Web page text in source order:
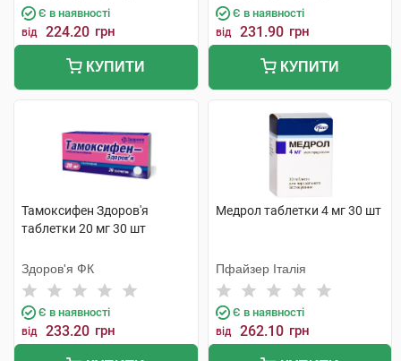
Є в наявності
від 224.20 грн
КУПИТИ
Є в наявності
від 231.90 грн
КУПИТИ
Тамоксифен Здоров'я
таблетки 20 мг 30 шт
Здоров'я ФК
Є в наявності
від 233.20 грн
Медрол таблетки 4 мг 30 шт
Пфайзер Італія
Є в наявності
від 262.10 грн